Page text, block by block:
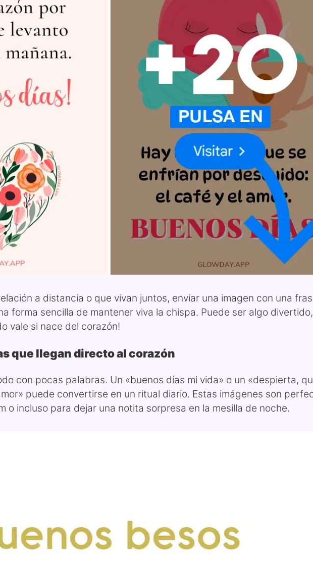
a distancia o que vivan juntos, enviar una imagen con una
forma sencilla de mantener viva la chispa. Puede ser algo divertido,
vale si nace del corazón!
que llegan directo al corazón
con pocas palabras. Un «buenos días mi vida» o un «despierta,
puede convertirse en un ritual diario. Estas imágenes son
o incluso para dejar una notita sorpresa en la mesilla de noche.